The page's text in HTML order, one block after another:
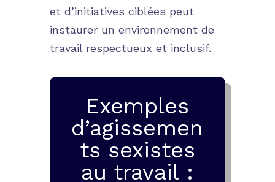
et d’initiatives ciblées peut
instaurer un environnement de
travail respectueux et inclusif.
Exemples
d’agissemen
ts sexistes
au travail :